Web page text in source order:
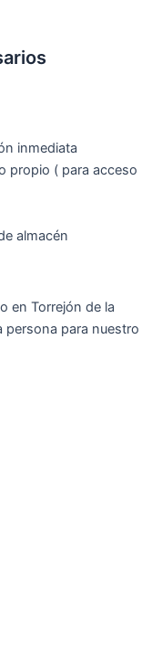
inmediata
propio ( para acceso
almacén
en Torrejón de la
persona para nuestro